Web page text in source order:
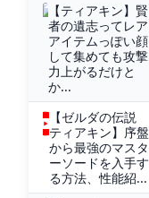
【ティアキン】賢
者の遺志ってレア
アイテムっぽい顔
して集めても攻撃
力上がるだけと
か...
【ゼルダの伝説
ティアキン】序盤
から最強のマスタ
ーソードを入手す
る方法、性能紹...